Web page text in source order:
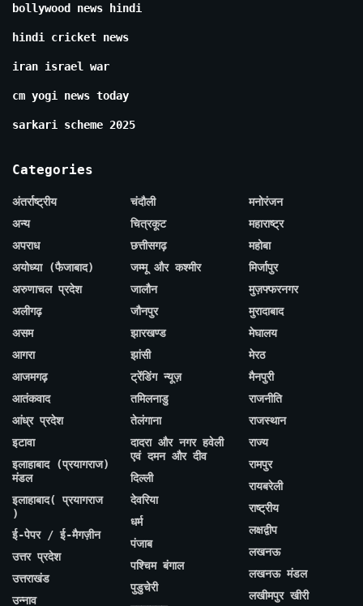
bollywood news hindi
hindi cricket news
iran israel war
cm yogi news today
sarkari scheme 2025
Categories
अंतर्राष्ट्रीय
अन्य
अपराध
अयोध्या (फैजाबाद)
अरुणाचल प्रदेश
अलीगढ़
असम
आगरा
आजमगढ़
आतंकवाद
आंध्र प्रदेश
इटावा
इलाहाबाद (प्रयागराज)
मंडल
इलाहाबाद( प्रयागराज
)
ई-पेपर / ई-मैगज़ीन
उत्तर प्रदेश
उत्तराखंड
उन्नाव
चंदौली
चित्रकूट
छत्तीसगढ़
जम्मू और कश्मीर
जालौन
जौनपुर
झारखण्ड
झांसी
ट्रेंडिंग न्यूज़
तमिलनाडु
तेलंगाना
दादरा और नगर हवेली
एवं दमन और दीव
दिल्ली
देवरिया
धर्म
पंजाब
पश्चिम बंगाल
पुडुचेरी
मनोरंजन
महाराष्ट्र
महोबा
मिर्जापुर
मुज़फ्फरनगर
मुरादाबाद
मेघालय
मेरठ
मैनपुरी
राजनीति
राजस्थान
राज्य
रामपुर
रायबरेली
राष्ट्रीय
लक्षद्वीप
लखनऊ
लखनऊ मंडल
लखीमपुर खीरी